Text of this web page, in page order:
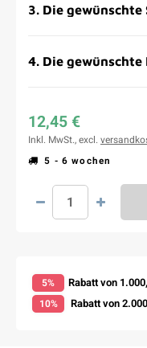
3. Die
4. Die gewünschte
12,45 €
Inkl. MwSt., excl.
5 - 6 wochen
5% Rabatt von
10% Rabatt von